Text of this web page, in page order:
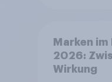
Marken
2026:
Wirkung